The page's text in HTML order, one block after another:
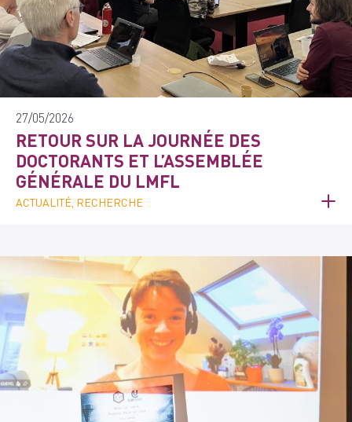
27/05/2026
RETOUR SUR LA JOURNÉE DES
DOCTORANTS ET L’ASSEMBLÉE
GÉNÉRALE DU LMFL
ACTUALITÉ, RECHERCHE